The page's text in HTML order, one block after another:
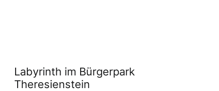
Labyrinth im Bürgerpark
Theresienstein